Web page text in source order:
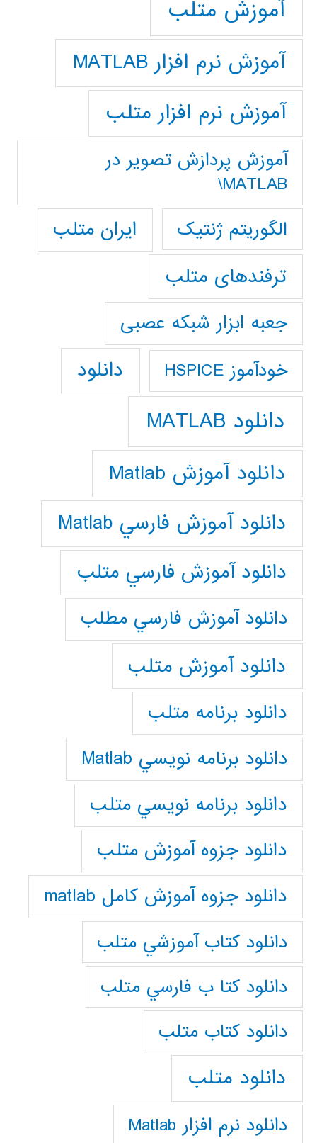
آموزش متلب
آموزش نرم افزار MATLAB
آموزش نرم افزار متلب
آموزش پردازش تصوير در
MATLAB\
الگوریتم ژنتیک
ایران متلب
ترفندهای متلب
جعبه ابزار شبکه عصبی
خودآموز HSPICE دانلود
دانلود MATLAB
دانلود آموزش Matlab
دانلود آموزش فارسي Matlab
دانلود آموزش فارسي متلب
دانلود آموزش فارسي مطلب
دانلود آموزش متلب
دانلود برنامه متلب
دانلود برنامه نويسي Matlab
دانلود برنامه نويسي متلب
دانلود جزوه آموزش متلب
دانلود جزوه آموزش کامل matlab
دانلود كتاب آموزشي متلب
دانلود كتا ب فارسي متلب
دانلود كتاب متلب
دانلود متلب
دانلود نرم افزار Matlab